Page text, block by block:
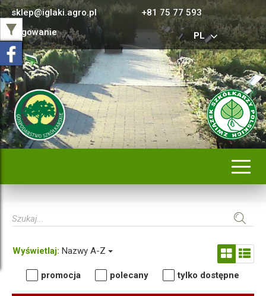
sklep@iglaki.agro.pl
+81 75 77 593
Logowanie
PL
Wyświetlaj: Nazwy A-Z
promocja polecany tylko dostępne